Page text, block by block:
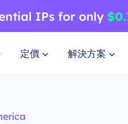
定價 解決方案